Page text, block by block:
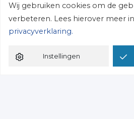
Wij gebruiken cookies om de
verbeteren. Lees hierover meer
privacyverklaring.
Instellingen